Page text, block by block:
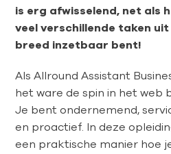
is erg afwisselend, net als
veel verschillende taken
breed inzetbaar bent!
Als Allround Assistant
het ware de spin in het web
Je bent ondernemend,
en proactief. In deze
een praktische manier hoe